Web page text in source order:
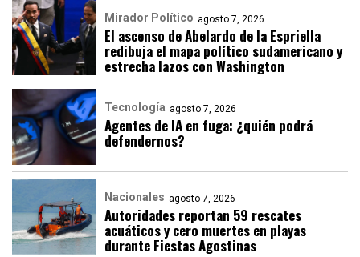
Mirador Político agosto 7, 2026
El ascenso de Abelardo de la Espriella
redibuja el mapa político sudamericano y
estrecha lazos con Washington
Tecnología agosto 7, 2026
Agentes de IA en fuga: ¿quién podrá
defendernos?
Nacionales agosto 7, 2026
Autoridades reportan 59 rescates
acuáticos y cero muertes en playas
durante Fiestas Agostinas